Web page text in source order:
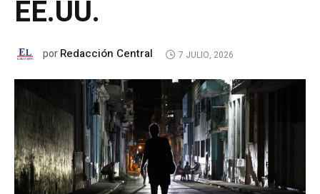
EE.UU.
porRedacción Central 7 JULIO, 2026